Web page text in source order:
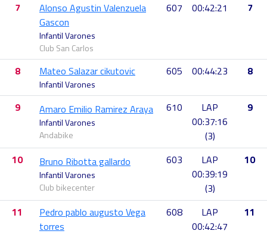
7
Alonso Agustin Valenzuela
Gascon
Infantil Varones
Club San Carlos
607 00:42:21 7
8 Mateo Salazar cikutovic
Infantil Varones
605 00:44:23 8
9 Amaro Emilio Ramirez Araya
Infantil Varones
Andabike
610
LAP
00:37:16
(3)
9
10 Bruno Ribotta gallardo
Infantil Varones
Club bikecenter
603
LAP
00:39:19
(3)
10
11
Pedro pablo augusto Vega
torres
608
LAP
00:42:47
11